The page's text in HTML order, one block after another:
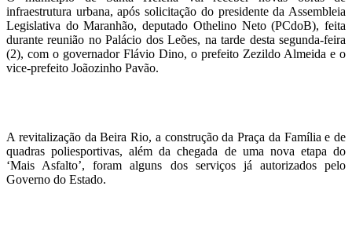
infraestrutura urbana, após solicitação do presidente da Assembleia
Legislativa do Maranhão, deputado Othelino Neto (PCdoB), feita
durante reunião no Palácio dos Leões, na tarde desta segunda-feira
(2), com o governador Flávio Dino, o prefeito Zezildo Almeida e o
vice-prefeito Joãozinho Pavão.
A revitalização da Beira Rio, a construção da Praça da Família e de
quadras poliesportivas, além da chegada de uma nova etapa do
‘Mais Asfalto’, foram alguns dos serviços já autorizados pelo
Governo do Estado.